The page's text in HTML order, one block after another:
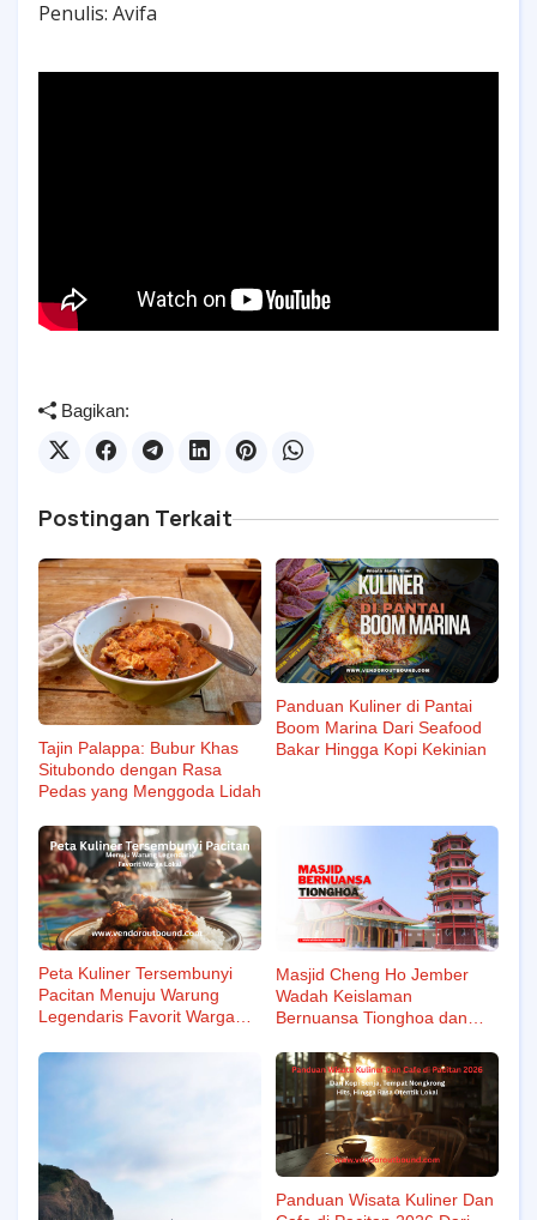
Penulis: Avifa
Bagikan:
Postingan Terkait
Tajin Palappa: Bubur Khas
Situbondo dengan Rasa
Pedas yang Menggoda Lidah
Panduan Kuliner di Pantai
Boom Marina Dari Seafood
Bakar Hingga Kopi Kekinian
Peta Kuliner Tersembunyi
Pacitan Menuju Warung
Legendaris Favorit Warga
Masjid Cheng Ho Jember
Wadah Keislaman
Bernuansa Tionghoa dan
Panduan Wisata Kuliner Dan